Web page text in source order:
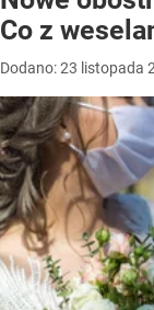
Co z
Dodano:23 listopada